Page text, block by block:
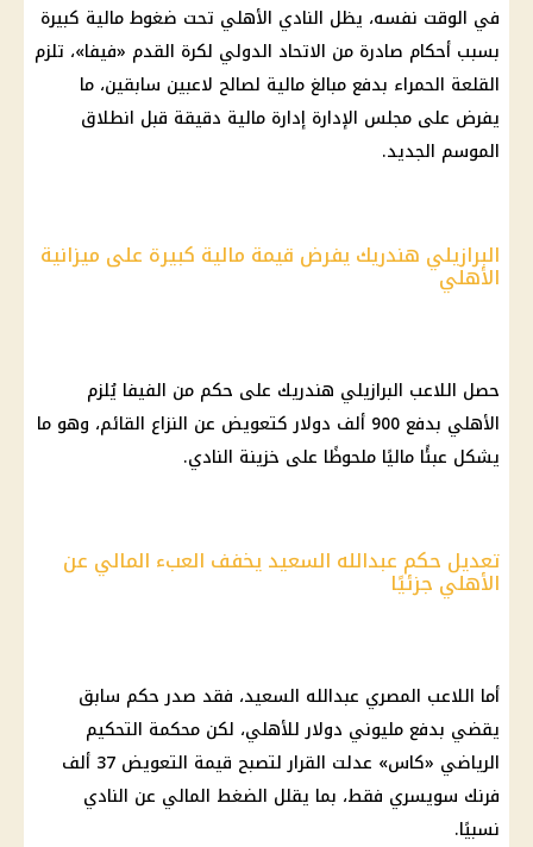
في الوقت نفسه، يظل النادي الأهلي تحت ضغوطمالية كبيرة
بسبب أحكام صادرة من الاتحاد الدولي لكرة القدم «فيفا»، تلزم
القلعة الحمراء بدفع مبالغمالية لصالح لاعبين سابقين، ما
يفرض على مجلس الإدارة إدارة مالية دقيقة قبل انطلاق
الموسم الجديد.
البرازيلي هندريك يفرض قيمة مالية كبيرة على ميزانية
الأهلي
حصل اللاعب البرازيلي هندريك على حكم من الفيفا يُلزم
الأهلي بدفع 900 ألف دولاركتعويض عن النزاع القائم، وهو ما
يشكل عبئًا ماليًا ملحوظًا على خزينة النادي.
تعديل حكم عبدالله السعيد يخفف العبء المالي عن
الأهلي جزئيًا
أما اللاعب المصري عبدالله السعيد، فقد صدر حكم سابق
يقضي بدفع مليوني دولارللأهلي، لكن محكمة التحكيم
الرياضي «كاس» عدلت القرار لتصبح قيمة التعويض 37 ألف
فرنك سويسري فقط، بما يقلل الضغط المالي عن النادي
نسبيًا.